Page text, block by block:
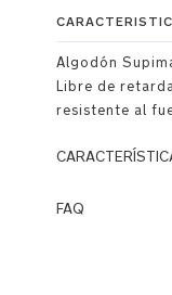
Algodón
Libre de
resistente al
Detalles
FAQ